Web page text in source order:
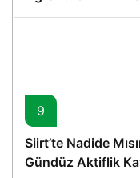
Proje
9
Siirt’te Nadide
Gündüz Aktiflik